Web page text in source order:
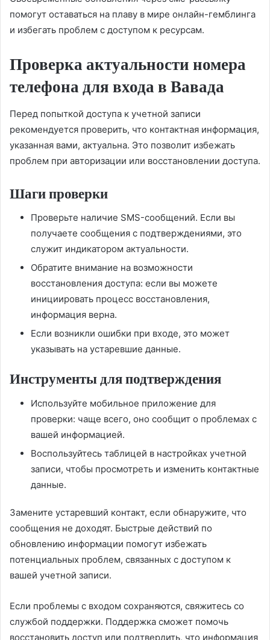
помогут оставаться на плаву в мире онлайн-гемблинга
и избегать проблем с доступом к ресурсам.
Проверка актуальности номера
телефона для входа в Вавада
Перед попыткой доступа к учетной записи
рекомендуется проверить, что контактная информация,
указанная вами, актуальна. Это позволит избежать
проблем при авторизации или восстановлении доступа.
Шаги проверки
Проверьте наличие SMS-сообщений. Если вы
получаете сообщения с подтверждениями, это
служит индикатором актуальности.
Обратите внимание на возможности
восстановления доступа: если вы можете
инициировать процесс восстановления,
информация верна.
Если возникли ошибки при входе, это может
указывать на устаревшие данные.
Инструменты для подтверждения
Используйте мобильное приложение для
проверки: чаще всего, оно сообщит о проблемах с
вашей информацией.
Воспользуйтесь таблицей в настройках учетной
записи, чтобы просмотреть и изменить контактные
данные.
Замените устаревший контакт, если обнаружите, что
сообщения не доходят. Быстрые действий по
обновлению информации помогут избежать
потенциальных проблем, связанных с доступом к
вашей учетной записи.
Если проблемы с входом сохраняются, свяжитесь со
службой поддержки. Поддержка сможет помочь
восстановить доступ или подтвердить, что информация